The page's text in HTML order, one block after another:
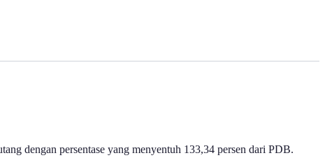
dengan persentase yang menyentuh 133,34 persen dari PDB.